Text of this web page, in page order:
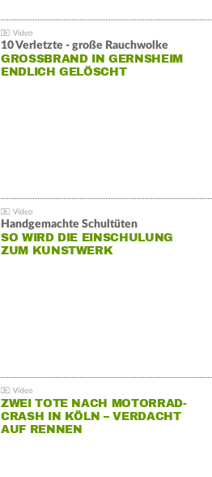
10 Verletzte - große Rauchwolke
GROSSBRAND IN GERNSHEIM E
NDLICH GELÖSCHT
Handgemachte Schultüten
SO WIRD DIE EINSCHULUNG
ZUM KUNSTWERK
ZWEI TOTE NACH MOTORRAD-
CRASH IN KÖLN – VERDACHT
AUF RENNEN